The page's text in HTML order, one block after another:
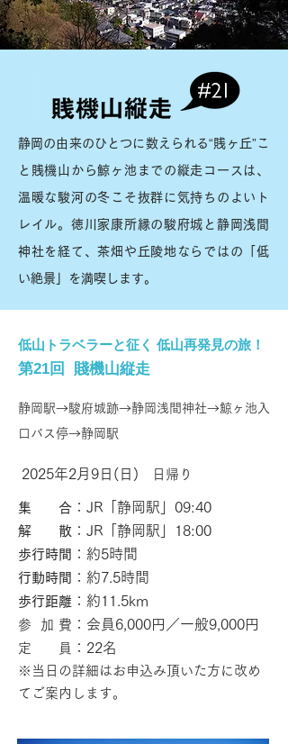
静岡の由来のひとつに数えられる“賎ヶ丘”こ
と賎機山から鯨ヶ池までの縦走コースは、
温暖な駿河の冬こそ抜群に気持ちのよいト
レイル。徳川家康所縁の駿府城と静岡浅間
神社を経て、茶畑や丘陵地ならではの「低
い絶景」を満喫します。
低山トラベラーと征く 低山再発見の旅！
第21回 賤機山縦走
静岡駅→駿府城跡→静岡浅間神社→鯨ヶ池入
口バス停→静岡駅
2025年2月9日(日) ​ 日帰り
集 合 ：JR「静岡駅」09:40
解 散 ：JR「静岡駅」18:00
歩行時間 ：約5時間
行動時間 ：約7.5時間
歩行距離 ：約11.5km
参 加 費 ：会員6,000円／一般9,000円
定 員 ：22名
※当日の詳細はお申込み頂いた 方に改め
てご案内します。